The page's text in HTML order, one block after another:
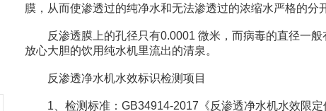
膜，从而使渗透过的纯净水和无法渗透过的浓缩水严格的分
反渗透膜上的孔径只有0.0001 微米，而病毒的直径一般
放心大胆的饮用纯水机里流出的清泉。
反渗透净水机水效标识检测项目
1、检测标准：GB34914-2017《反渗透净水机水效限定